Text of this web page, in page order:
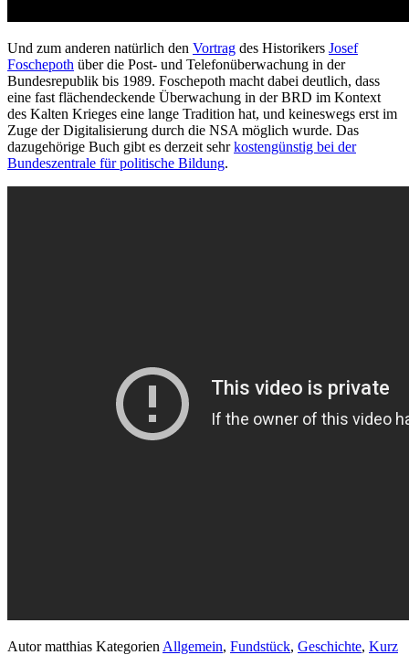
Und zum anderen natürlich den Vortrag des Historikers Josef
Foschepoth über die Post- und Telefonüberwachung in der
Bundesrepublik bis 1989. Foschepoth macht dabei deutlich, dass
eine fast flächendeckende Überwachung in der BRD im Kontext
des Kalten Krieges eine lange Tradition hat, und keineswegs erst im
Zuge der Digitalisierung durch die NSA möglich wurde. Das
dazugehörige Buch gibt es derzeit sehrkostengünstig bei der
Bundeszentrale für politische Bildung.
Autormatthias Kategorien Allgemein, Fundstück, Geschichte, Kurz